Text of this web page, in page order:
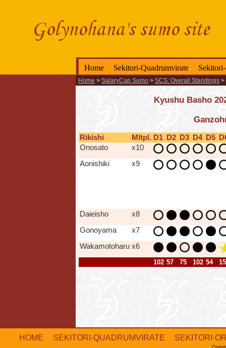
Home Sekitori-Quadrumvirate
Home > SalaryCap Sumo > SCS: Overall Standings >
Kyushu Basho
Rikishi Mltpl. D1 D2 D3 D4 D5
Onosato
x10
Aonishiki
x9
Daieisho
x8
Gonoyama
x7
Wakamotoharu x6
102 57 75 102 54
HOME SEKITORI-QUADRUMVIRATE SEKITORI-